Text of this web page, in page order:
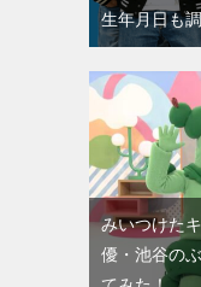
生年月日も
みいつけた
優・池谷の